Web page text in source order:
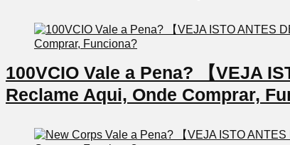
100VCIO Vale a Pena? 【VEJA
Reclame Aqui, Onde Comprar,